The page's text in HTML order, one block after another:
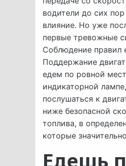
водители до сих
влияние. Но уже
первые тревожные
Соблюдение правил
Поддержание
едем по ровной
индикаторной
послушаться к
ниже безопасной
топлива, в
которые
Едешь